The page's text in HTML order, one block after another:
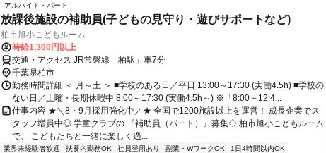
アルバイト・パート
放課後施設の補助員(子どもの見守り・遊びサポートなど)
柏市旭小こどもルーム
時給1,300円以上
交通・アクセス JR常磐線「柏駅」車7分
千葉県柏市
勤務時間詳細 ＜ 月～土 ＞ ■学校のある日／平日 13:00～17:30 (実働4.5h) ■学校の
ない日／土曜・長期休暇中 8:00～17:30 (実働4.5h～) ※「8:00～12:4...
仕事内容 ★＼8・9月採用強化中／★ 全国で1200施設以上を運営！ 成長企業でス
タッフ増員中◎ 学童クラブの 『補助員（パート）』募集◇ 柏市旭小こどもルーム
で、 こどもたちと一緒に楽しく過...
業界未経験者歓迎 扶養内勤務OK 社員登用あり 副業・WワークOK
1日4時間以内OK